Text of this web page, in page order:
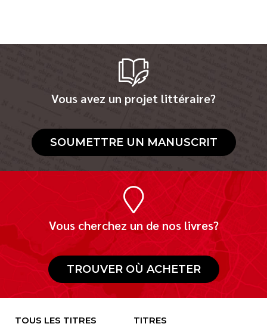
Vous avez un projet littéraire?
SOUMETTRE UN MANUSCRIT
Vous cherchez un de nos livres?
TROUVER OÙ ACHETER
TOUS LES TITRES
TITRES